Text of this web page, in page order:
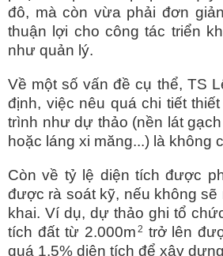
đô, mà còn vừa phải đơn
thuận lợi cho công tác triển
như quản lý.
Về một số vấn đề cụ thể, TS
định, việc nêu quá chi tiết
trình như dự thảo (nền lát
hoặc láng xi măng...) là không
Còn về tỷ lệ diện tích được
được rà soát kỹ, nếu không sẽ
khai. Ví dụ, dự thảo ghi tổ
tích đất từ 2.000m 2 trở lên
quá 1,5% diện tích để xây